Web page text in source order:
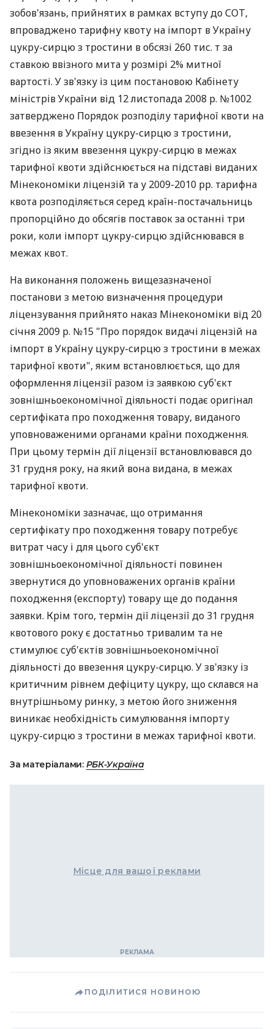
зобов'язань, прийнятих в рамках вступу до СОТ,
впроваджено тарифну квоту на імпорт в Україну
цукру-сирцю з тростини в обсязі 260 тис. т за
ставкою ввізного мита у розмірі 2% митної
вартості. У зв'язку із цим постановою Кабінету
міністрів України від 12 листопада 2008 р. №1002
затверджено Порядок розподілу тарифної квоти на
ввезення в Україну цукру-сирцю з тростини,
згідно із яким ввезення цукру-сирцю в межах
тарифної квоти здійснюється на підставі виданих
Мінекономіки ліцензій та у 2009-2010 рр. тарифна
квота розподіляється серед країн-постачальниць
пропорційно до обсягів поставок за останні три
роки, коли імпорт цукру-сирцю здійснювався в
межах квот.
На виконання положень вищезазначеної
постанови з метою визначення процедури
ліцензування прийнято наказ Мінекономіки від 20
січня 2009 р. №15 "Про порядок видачі ліцензій на
імпорт в Україну цукру-сирцю з тростини в межах
тарифної квоти", яким встановлюється, що для
оформлення ліцензії разом із заявкою суб'єкт
зовнішньоекономічної діяльності подає оригінал
сертифіката про походження товару, виданого
уповноваженими органами країни походження.
При цьому термін дії ліцензії встановлювався до
31 грудня року, на який вона видана, в межах
тарифної квоти.
Мінекономіки зазначає, що отримання
сертифікату про походження товару потребує
витрат часу і для цього суб'єкт
зовнішньоекономічної діяльності повинен
звернутися до уповноважених органів країни
походження (експорту) товару ще до подання
заявки. Крім того, термін дії ліцензії до 31 грудня
квотового року є достатньо тривалим та не
стимулює суб'єктів зовнішньоекономічної
діяльності до ввезення цукру-сирцю. У зв'язку із
критичним рівнем дефіциту цукру, що склався на
внутрішньому ринку, з метою його зниження
виникає необхідність симулювання імпорту
цукру-сирцю з тростини в межах тарифної квоти.
За матеріалами: РБК-Україна
Місце для вашої реклами
ПОДІЛИТИСЯ НОВИНОЮ